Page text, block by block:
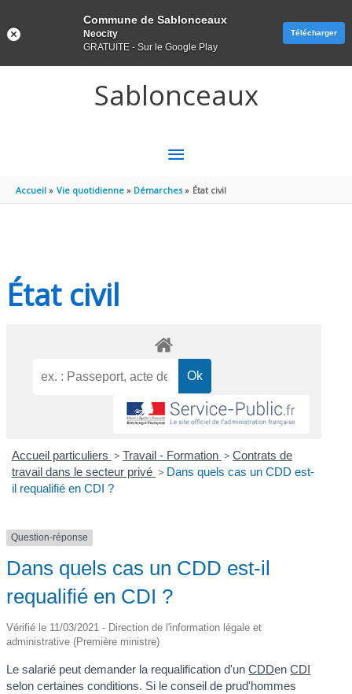
Sablonceaux
MENU
PRINCIPAL
Accueil Vie quotidienne Démarches État civil
État civil
Accueil particuliers > Travail - Formation > Contrats de
travail dans le secteur privé > Dans quels cas un CDD est-
il requalifié en CDI ?
Question-réponse
Dans quels cas un CDD est-il
requalifié en CDI ?
Vérifié le 11/03/2021 - Direction de l'information légale et
administrative (Première ministre)
Le salarié peut demander la requalification d'unCDDenCDI
selon certaines conditions. Si le conseil de prud'hommes
Commune de Sablonceaux
Neocity
GRATUITE - Sur le Google Play
Télécharger